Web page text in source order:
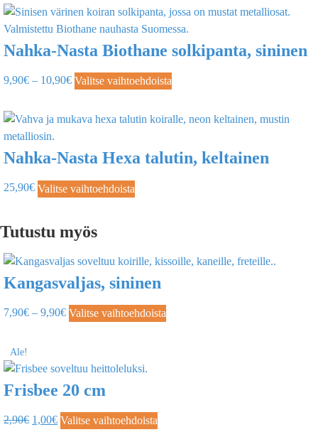
Nahka-Nasta Biothane solkipanta, sininen
9,90€ – 10,90€ Valitse vaihtoehdoista
Nahka-Nasta Hexa talutin, keltainen
25,90€ Valitse vaihtoehdoista
Tutustu myös
Kangasvaljas, sininen
7,90€ – 9,90€ Valitse vaihtoehdoista
Ale!
Frisbee 20 cm
2,90€ 1,00€ Valitse vaihtoehdoista